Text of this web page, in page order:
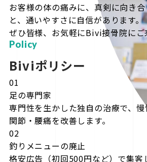
お客様の体の痛みに、真剣に向き
と、通いやすさに自信があります。
ぜひ皆様、お気軽にBivi接骨院にご
Policy
Biviポリシー
01
足の専門家
専門性を生かした独自の治療で、
関節・腰痛を改善します。
02
釣りメニューの廃止
格安広告（初回500円など）で集客